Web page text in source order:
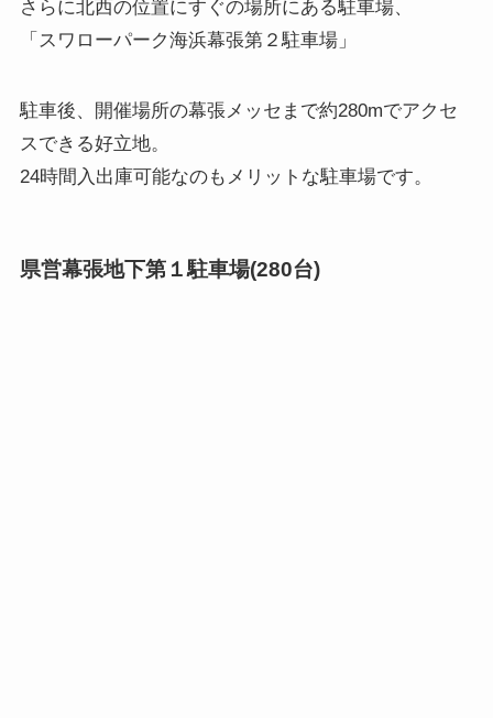
さらに北西の位置にすぐの場所にある駐車場、
「スワローパーク海浜幕張第２駐車場」
駐車後、開催場所の幕張メッセまで約280mでアクセ
スできる好立地。
24時間入出庫可能なのもメリットな駐車場です。
県営幕張地下第１駐車場(280台)